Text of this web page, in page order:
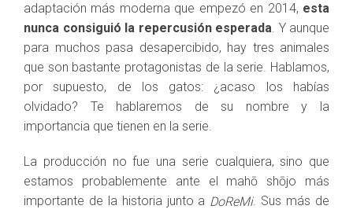
adaptación más moderna que empezó en 2014, esta
nunca consiguió la repercusión esperada. Y aunque
para muchos pasa desapercibido, hay tres animales
que son bastante protagonistas de la serie. Hablamos,
por supuesto, de los gatos: ¿acaso los habías
olvidado? Te hablaremos de su nombre y la
importancia que tienen en la serie.
La producción no fue una serie cualquiera, sino que
estamos probablemente ante el mahō shōjo más
importante de la historia junto a DoReMi. Sus más de